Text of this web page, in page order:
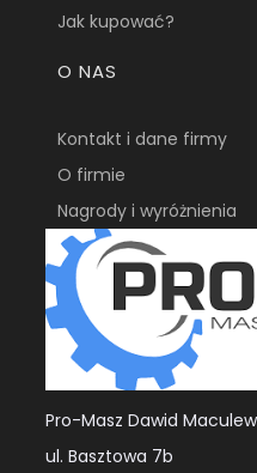
Jak kupować?
O NAS
Kontakt i dane firmy
O firmie
Nagrody i wyróżnienia
Pro-Masz Dawid
ul. Basztowa 7b